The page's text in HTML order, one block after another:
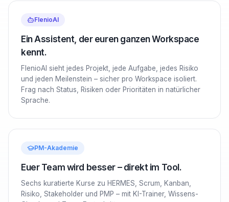
FlenioAI
Ein Assistent, der euren ganzen Workspace
kennt.
FlenioAI sieht jedes Projekt, jede Aufgabe, jedes Risiko
und jeden Meilenstein – sicher pro Workspace isoliert.
Frag nach Status, Risiken oder Prioritäten in natürlicher
Sprache.
PM-Akademie
Euer Team wird besser – direkt im Tool.
Sechs kuratierte Kurse zu HERMES, Scrum, Kanban,
Risiko, Stakeholder und PMP – mit KI-Trainer, Wissens-